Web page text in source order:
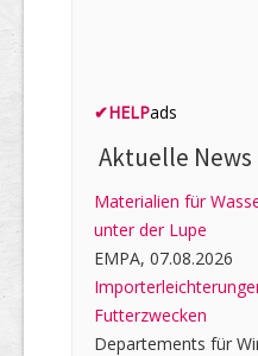
✔HELPads
Aktuelle News
Materialien für
unter der Lupe
EMPA, 07.08.2026
Futterzwecken
Departements für